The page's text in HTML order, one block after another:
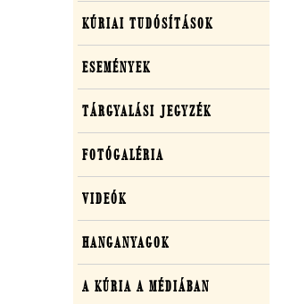
KÚRIAI TUDÓSÍTÁSOK
ESEMÉNYEK
TÁRGYALÁSI JEGYZÉK
FOTÓGALÉRIA
VIDEÓK
HANGANYAGOK
A KÚRIA A MÉDIÁBAN